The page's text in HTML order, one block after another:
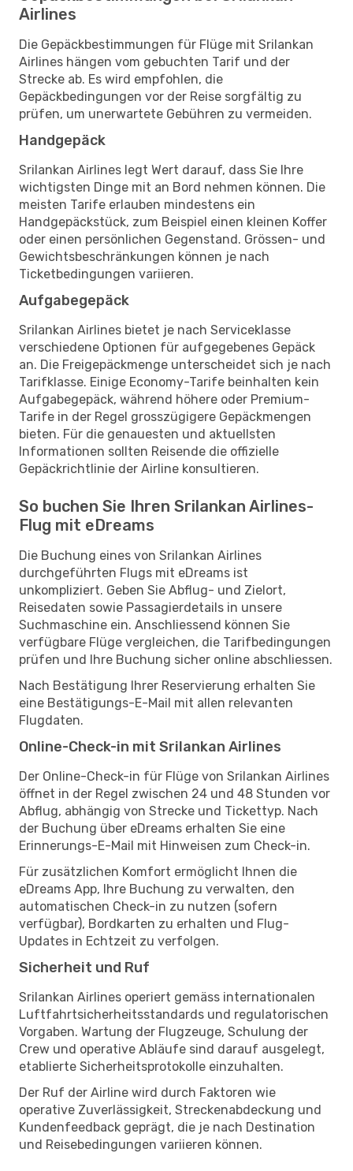
Airlines
Die Gepäckbestimmungen für Flüge mit Srilankan
Airlines hängen vom gebuchten Tarif und der
Strecke ab. Es wird empfohlen, die
Gepäckbedingungen vor der Reise sorgfältig zu
prüfen, um unerwartete Gebühren zu vermeiden.
Handgepäck
Srilankan Airlines legt Wert darauf, dass Sie Ihre
wichtigsten Dinge mit an Bord nehmen können. Die
meisten Tarife erlauben mindestens ein
Handgepäckstück, zum Beispiel einen kleinen Koffer
oder einen persönlichen Gegenstand. Grössen- und
Gewichtsbeschränkungen können je nach
Ticketbedingungen variieren.
Aufgabegepäck
Srilankan Airlines bietet je nach Serviceklasse
verschiedene Optionen für aufgegebenes Gepäck
an. Die Freigepäckmenge unterscheidet sich je nach
Tarifklasse. Einige Economy-Tarife beinhalten kein
Aufgabegepäck, während höhere oder Premium-
Tarife in der Regel grosszügigere Gepäckmengen
bieten. Für die genauesten und aktuellsten
Informationen sollten Reisende die offizielle
Gepäckrichtlinie der Airline konsultieren.
So buchen Sie Ihren Srilankan Airlines-
Flug mit eDreams
Die Buchung eines von Srilankan Airlines
durchgeführten Flugs mit eDreams ist
unkompliziert. Geben Sie Abflug- und Zielort,
Reisedaten sowie Passagierdetails in unsere
Suchmaschine ein. Anschliessend können Sie
verfügbare Flüge vergleichen, die Tarifbedingungen
prüfen und Ihre Buchung sicher online abschliessen.
Nach Bestätigung Ihrer Reservierung erhalten Sie
eine Bestätigungs-E-Mail mit allen relevanten
Flugdaten.
Online-Check-in mit Srilankan Airlines
Der Online-Check-in für Flüge von Srilankan Airlines
öffnet in der Regel zwischen 24 und 48 Stunden vor
Abflug, abhängig von Strecke und Tickettyp. Nach
der Buchung über eDreams erhalten Sie eine
Erinnerungs-E-Mail mit Hinweisen zum Check-in.
Für zusätzlichen Komfort ermöglicht Ihnen die
eDreams App, Ihre Buchung zu verwalten, den
automatischen Check-in zu nutzen (sofern
verfügbar), Bordkarten zu erhalten und Flug-
Updates in Echtzeit zu verfolgen.
Sicherheit und Ruf
Srilankan Airlines operiert gemäss internationalen
Luftfahrtsicherheitsstandards und regulatorischen
Vorgaben. Wartung der Flugzeuge, Schulung der
Crew und operative Abläufe sind darauf ausgelegt,
etablierte Sicherheitsprotokolle einzuhalten.
Der Ruf der Airline wird durch Faktoren wie
operative Zuverlässigkeit, Streckenabdeckung und
Kundenfeedback geprägt, die je nach Destination
und Reisebedingungen variieren können.